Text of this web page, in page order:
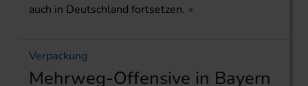
auch in Deutschland fortsetzen.
Verpackung
Mehrweg-Offensive in Bayern